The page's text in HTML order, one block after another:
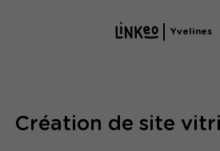
Yvelines
Création de site